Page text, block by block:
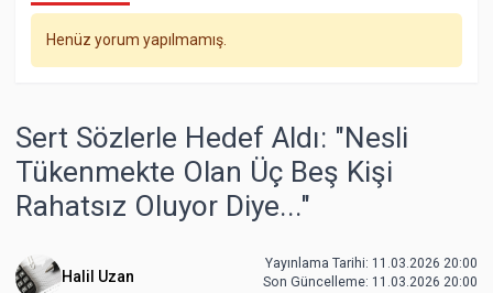
Henüz yorum yapılmamış.
Sert Sözlerle Hedef Aldı: "Nesli
Tükenmekte Olan Üç Beş Kişi
Rahatsız Oluyor Diye..."
Halil Uzan
Yayınlama Tarihi: 11.03.2026 20:00
Son Güncelleme: 11.03.2026 20:00